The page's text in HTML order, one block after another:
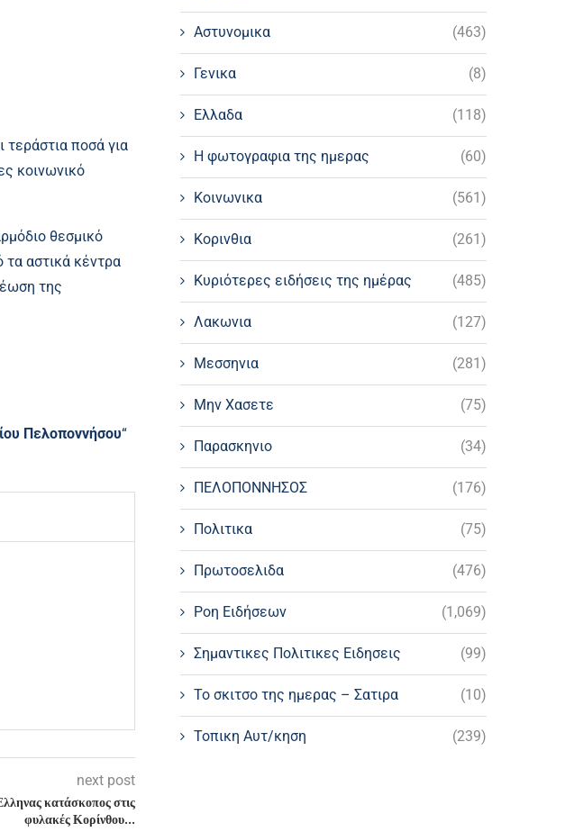
τεράστια ποσά για
κοινωνικό
θεσμικό
αστικά κέντρα
της
Πελοποννήσου“
next post
κατάσκοπος στις
φυλακές Κορίνθου…
Αστυνομικα (463)
Γενικα (8)
Ελλαδα (118)
Η φωτογραφια της ημερας (60)
Κοινωνικα (561)
Κορινθια (261)
Κυριότερες ειδήσεις της ημέρας (485)
Λακωνια (127)
Μεσσηνια (281)
Μην Χασετε (75)
Παρασκηνιο (34)
ΠΕΛΟΠΟΝΝΗΣΟΣ (176)
Πολιτικα (75)
Πρωτοσελιδα (476)
Ροη Ειδήσεων (1,069)
Σημαντικες Πολιτικες Ειδησεις (99)
Το σκιτσο της ημερας – Σατιρα (10)
Τοπικη Αυτ/κηση (239)